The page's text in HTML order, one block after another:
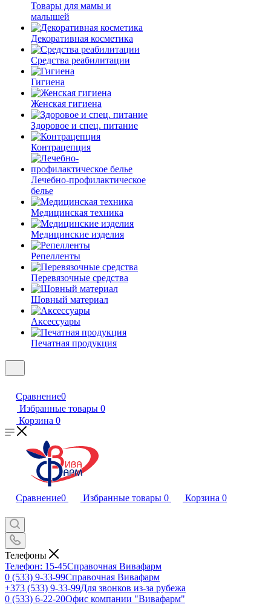
Товары для мамы и
малышей
Декоративная косметика
Средства реабилитации
Гигиена
Женская гигиена
Здоровое и спец. питание
Контрацепция
Лечебно-профилактическое
белье
Медицинская техника
Медицинские изделия
Репелленты
Перевязочные средства
Шовный материал
Аксессуары
Печатная продукция
Сравнение0
Избранные товары 0
Корзина 0
Сравнение0 Избранные товары 0 Корзина 0
Телефоны
Телефон: 15-45Справочная Вивафарм
0 (533) 9-33-99Справочная Вивафарм
+373 (533) 9-33-99Для звонков из-за рубежа
0 (533) 6-22-20Офис компании "Вивафарм"